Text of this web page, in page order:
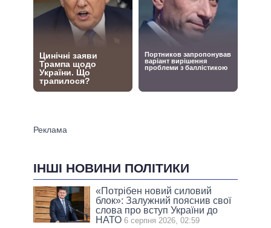
ІНШІ НОВИНИ ПОЛІТИКИ
«Потрібен новий силовий
блок»: Залужний пояснив свої
слова про вступ України до
НАТО 6 серпня 2026, 02:59